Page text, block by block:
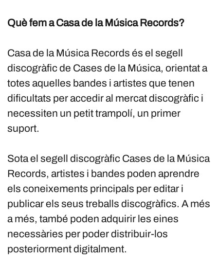
Què fem a Casa de la Música Records?
Casa de la Música Records és el segell
discogràfic de Cases de la Música, orientat a
totes aquelles bandes i artistes que tenen
dificultats per accedir al mercat discogràfic i
necessiten un petit trampolí, un primer
suport.
Sota el segell discogràfic Cases de la Música
Records, artistes i bandes poden aprendre
els coneixements principals per editar i
publicar els seus treballs discogràfics. A més
a més, també poden adquirir les eines
necessàries per poder distribuir-los
posteriorment digitalment.